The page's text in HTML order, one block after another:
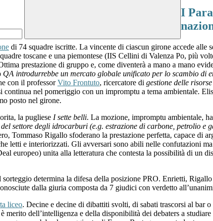
I
di 74 squadre iscritte. La vincente di ciascun girone accede
toscane e una piemontese (IIS Cellini di Valenza Po, più
prestazione di gruppo e, come diventerà a mano a mano
QA introdurrebbe un mercato globale unificato per lo scambio di
con il professorVito Frontuto, ricercatore di gestione delle
continua nel pomeriggio con un impromptu a tema ambientale.
posto nel girone.
la pugliese I sette belli. La mozione, impromptu ambientale,
settore degli idrocarburi (e.g. estrazione di carbone, petrolio
Tommaso Rigallo sfoderano la prestazione perfetta, capace di
letti e interiorizzati. Gli avversari sono abili nelle confutazioni
europeo) unita alla letteratura che contesta la possibilità di un
sorteggio determina la difesa della posizione PRO. Enrietti,
dalla giuria composta da 7 giudici con verdetto
liceo. Decine e decine di dibattiti svolti, di sabati trascorsi al bar
dell’intelligenza e della disponibilità dei debaters a